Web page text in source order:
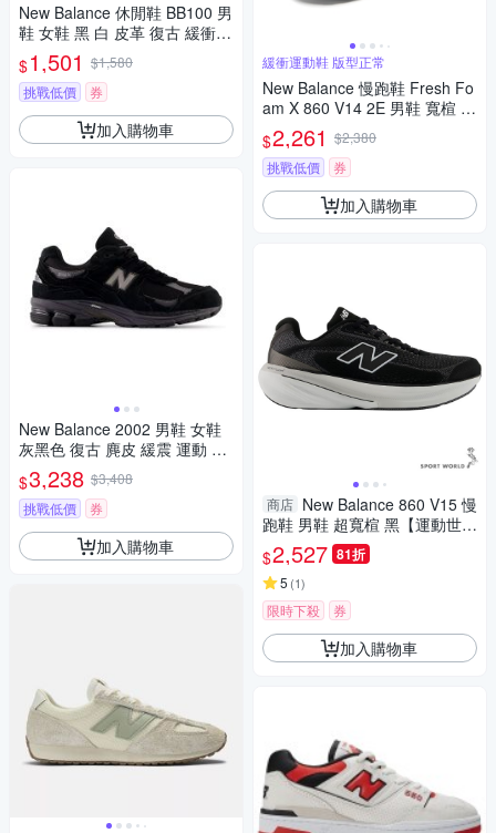
New Balance 休閒鞋 BB100 男
鞋 女鞋 黑 白 皮革 復古 緩衝 N
B BB100LBK-D
$1,501 $1,580
挑戰低價
券
加入購物車
New Balance 2002 男鞋 女鞋
灰黑色 復古 麂皮 緩震 運動 休
閒鞋 U20023MB
$3,238 $3,408
挑戰低價
券
加入購物車
緩衝運動鞋 版型正常
New Balance 慢跑鞋 Fresh Fo
am X 860 V14 2E 男鞋 寬楦 白
藍 黃 緩衝 運動鞋 NB M860Z1
4-2E
$2,261 $2,380
挑戰低價
券
加入購物車
商店 New Balance 860 V15 慢
跑鞋 男鞋 超寬楦 黑【運動世
界】M8607GW-4E
$2,527 81折
5 (1)
限時下殺 券
加入購物車